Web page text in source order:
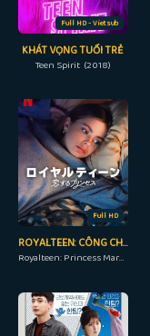
Full HD - Vietsub
KHÁT VỌNG TUỔI TRẺ
Teen Spirit (2018)
Full HD
ROYALTEEN: CÔNG CHÚA MARGRETHE
Royalteen: Princess Margrethe (2023)